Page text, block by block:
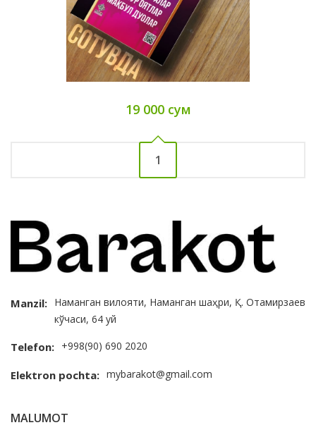
19 000 сум
1
Manzil: Наманган вилояти, Наманган шаҳри, Қ. Отамирзаев
кўчаси, 64 уй
Telefon: +998(90) 690 2020
Elektron pochta: mybarakot@gmail.com
MALUMOT